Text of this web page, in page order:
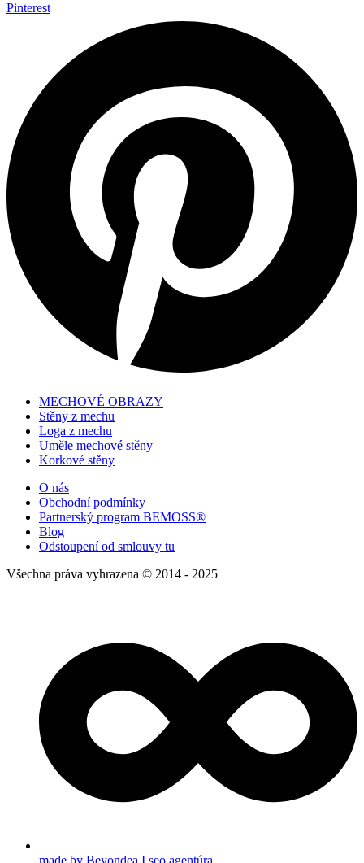
Pinterest
MECHOVÉ OBRAZY
Stěny z mechu
Loga z mechu
Uměle mechové stěny
Korkové stěny
O nás
Obchodní podmínky
Partnerský program BEMOSS®
Blog
Odstoupení od smlouvy tu
Všechna práva vyhrazena © 2014 - 2025
made by Beyondea I seo agentúra